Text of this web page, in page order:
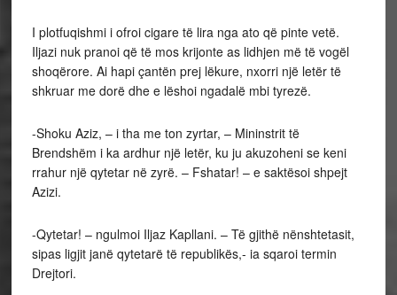
I plotfuqishmi i ofroi cigare të lira nga ato që pinte vetë.
Iljazi nuk pranoi që të mos krijonte as lidhjen më të vogël
shoqërore. Ai hapi çantën prej lëkure, nxorri një letër të
shkruar me dorë dhe e lëshoi ngadalë mbi tyrezë.
-Shoku Aziz, – i tha me ton zyrtar, – Mininstrit të
Brendshëm i ka ardhur një letër, ku ju akuzoheni se keni
rrahur një qytetar në zyrë. – Fshatar! – e saktësoi shpejt
Azizi.
-Qytetar! – ngulmoi Iljaz Kapllani. – Të gjithë nënshtetasit,
sipas ligjit janë qytetarë të republikës,- ia sqaroi termin
Drejtori.